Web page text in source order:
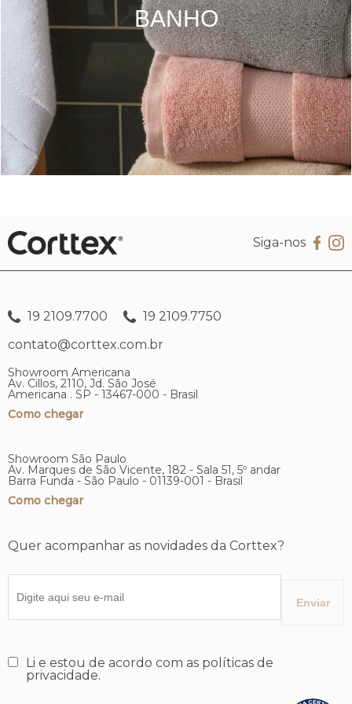
BANHO
Siga-nos
19 2109.7700
19 2109.7750
contato@corttex.com.br
Showroom Americana
Av. Cillos, 2110, Jd. São José
Americana . SP - 13467-000 - Brasil
Como chegar
Showroom São Paulo
Av. Marques de São Vicente, 182 - Sala 51, 5º andar
Barra Funda - São Paulo - 01139-001 - Brasil
Como chegar
Quer acompanhar as novidades da Corttex?
Li e estou de acordo com as políticas de
privacidade.